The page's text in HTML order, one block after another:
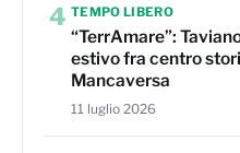
4 TEMPO LIBERO
“TerrAmare”:
estivo fra centro
Mancaversa
11 luglio 2026